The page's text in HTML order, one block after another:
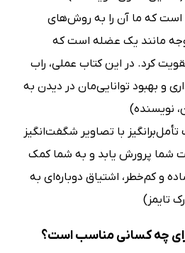
است که ما آن را به روش‌های
مانند یک عضله است که
کرد. در این کتاب عملی، راب
و بهبود توانایی‌مان در دیدن به
نویسنده)
با تصاویر شگفت‌انگیز
شما پرورش یابد و به شما کمک
و کم‌خطر، اشتیاق دوباره‌ای به
تایمز)
چه کسانی مناسب است؟